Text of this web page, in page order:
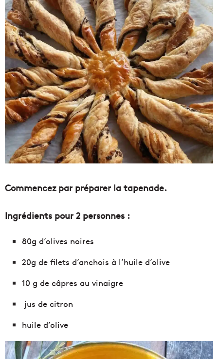
Commencez par préparer la tapenade.
Ingrédients pour 2 personnes :
80g d’olives noires
20g de filets d’anchois à l’huile d’olive
10 g de câpres au vinaigre
jus de citron
huile d’olive